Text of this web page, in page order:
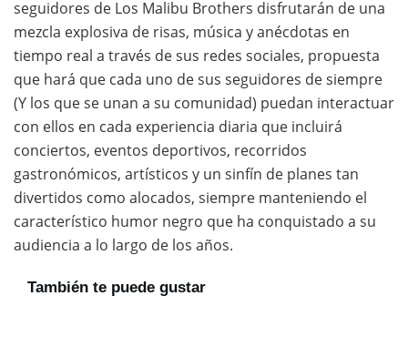
seguidores de Los Malibu Brothers disfrutarán de una
mezcla explosiva de risas, música y anécdotas en
tiempo real a través de sus redes sociales, propuesta
que hará que cada uno de sus seguidores de siempre
(Y los que se unan a su comunidad) puedan interactuar
con ellos en cada experiencia diaria que incluirá
conciertos, eventos deportivos, recorridos
gastronómicos, artísticos y un sinfín de planes tan
divertidos como alocados, siempre manteniendo el
característico humor negro que ha conquistado a su
audiencia a lo largo de los años.
También te puede gustar